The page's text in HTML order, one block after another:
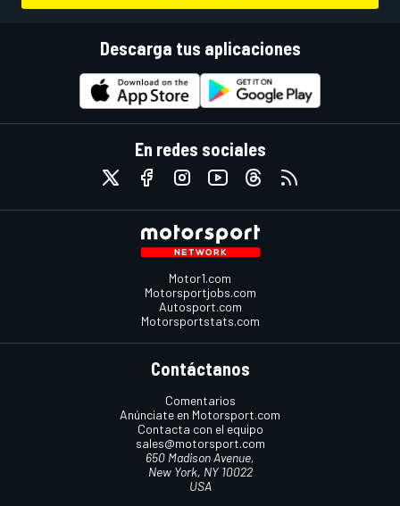
Descarga tus aplicaciones
En redes sociales
Motor1.com
Motorsportjobs.com
Autosport.com
Motorsportstats.com
Contáctanos
Comentarios
Anúnciate en Motorsport.com
Contacta con el equipo
sales@motorsport.com
650 Madison Avenue,
New York, NY 10022
USA